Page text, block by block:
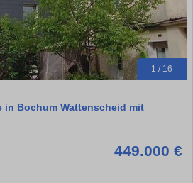
1 / 16
in Bochum Wattenscheid mit
449.000 €